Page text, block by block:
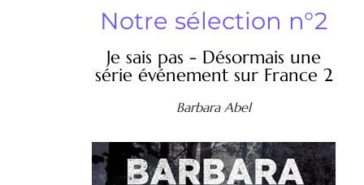
Notre sélection n°2
Je sais pas - Désormais une
série événement sur France 2
Barbara Abel